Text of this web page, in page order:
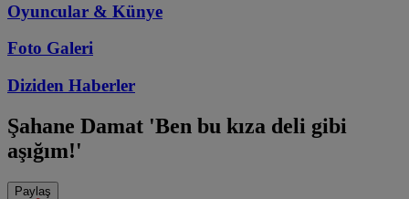
Oyuncular & Künye
Foto Galeri
Diziden Haberler
Şahane Damat 'Ben bu kıza deli gibi
aşığım!'
Paylaş